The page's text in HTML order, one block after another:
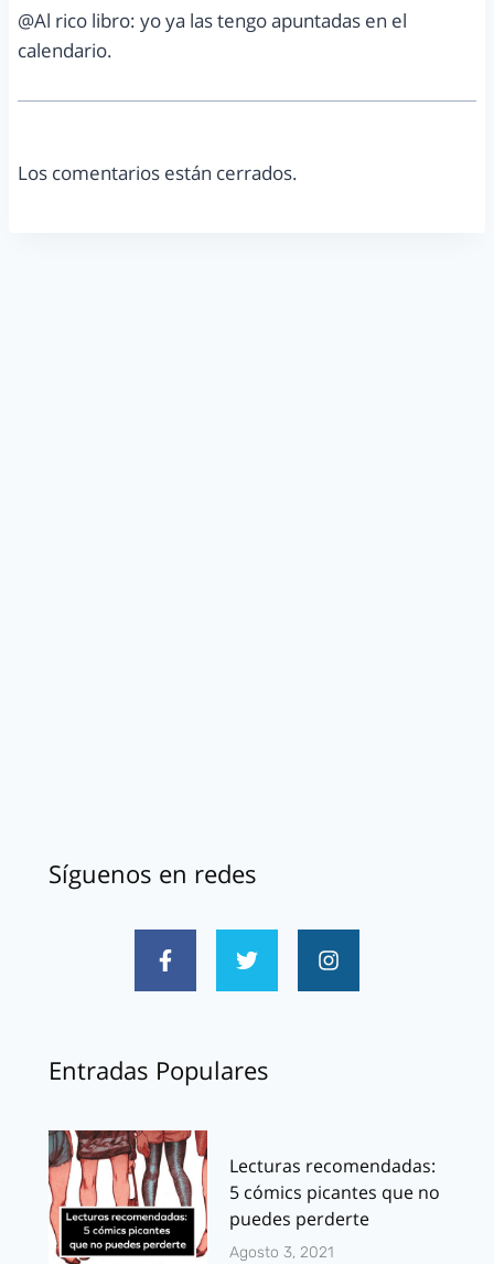
@Al rico libro: yo ya las tengo apuntadas en el
calendario.
Los comentarios están cerrados.
Síguenos en redes
Entradas Populares
Lecturas recomendadas:
5 cómics picantes que no
puedes perderte
Agosto 3, 2021